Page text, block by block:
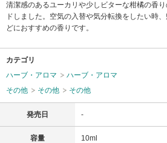
清潔感のあるユーカリや少しビターな柑橘の香
ドしました。空気の入替や気分転換をしたい時
どにおすすめの香りです。
カテゴリ
ハーブ・アロマ
ハーブ・アロマ
その他
その他 その他
発売日 -
容量 10ml